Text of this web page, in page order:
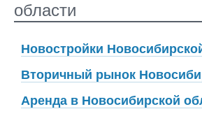
области
Новостройки
Вторичный рынок
Аренда в Новосибирской